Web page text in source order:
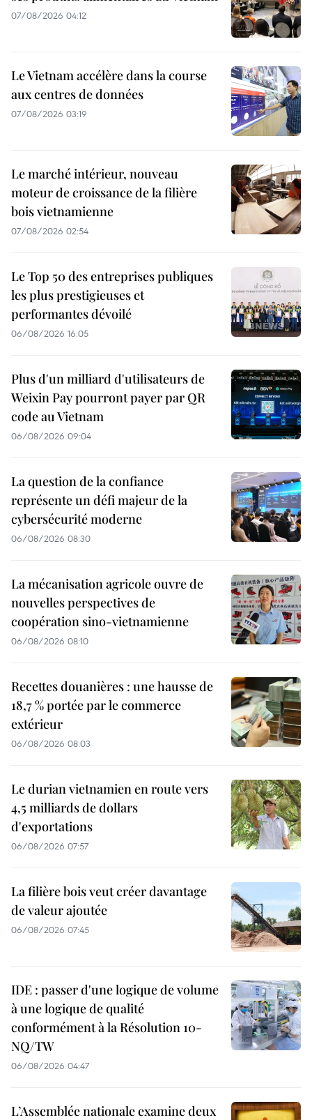
07/08/2026 04:12
Le Vietnam accélère dans la course
aux centres de données
07/08/2026 03:19
Le marché intérieur, nouveau
moteur de croissance de la filière
bois vietnamienne
07/08/2026 02:54
Le Top 50 des entreprises publiques
les plus prestigieuses et
performantes dévoilé
06/08/2026 16:05
Plus d'un milliard d'utilisateurs de
Weixin Pay pourront payer par QR
code au Vietnam
06/08/2026 09:04
La question de la confiance
représente un défi majeur de la
cybersécurité moderne
06/08/2026 08:30
La mécanisation agricole ouvre de
nouvelles perspectives de
coopération sino-vietnamienne
06/08/2026 08:10
Recettes douanières : une hausse de
18,7 % portée par le commerce
extérieur
06/08/2026 08:03
Le durian vietnamien en route vers
4,5 milliards de dollars
d'exportations
06/08/2026 07:57
La filière bois veut créer davantage
de valeur ajoutée
06/08/2026 07:45
IDE : passer d'une logique de volume
à une logique de qualité
conformément à la Résolution 10-
NQ/TW
06/08/2026 04:47
L’Assemblée nationale examine deux